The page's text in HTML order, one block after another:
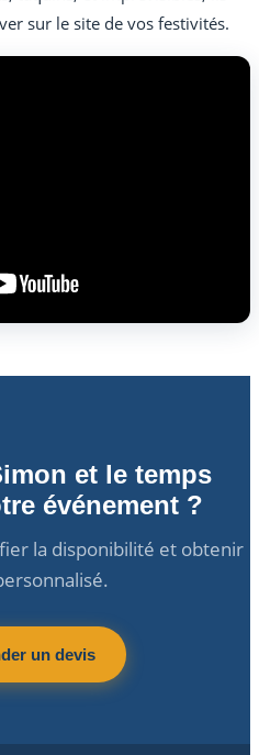
sur le site de vos festivités.
et le temps
événement ?
la disponibilité et obtenir
un devis